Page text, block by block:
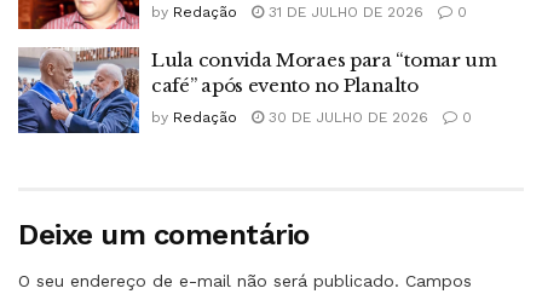
by Redação 31 DE JULHO DE 2026 0
Lula convida Moraes para “tomar um
café” após evento no Planalto
by Redação 30 DE JULHO DE 2026 0
Deixe um comentário
O seu endereço de e-mail não será publicado. Campos